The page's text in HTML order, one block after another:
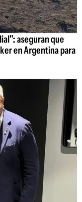
aseguran que
en Argentina para